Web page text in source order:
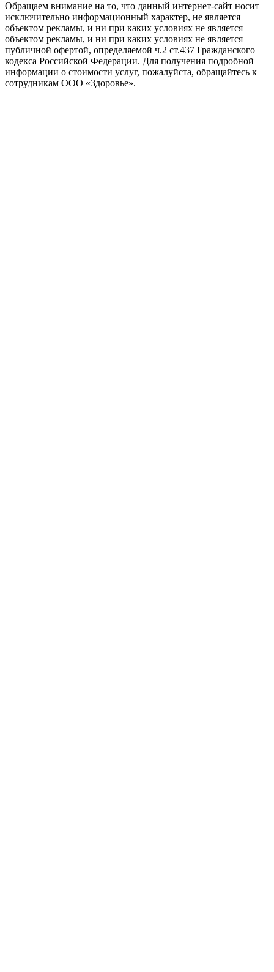
Обращаем внимание на то, что данный интернет-сайт носит
исключительно информационный характер, не является
объектом рекламы, и ни при каких условиях не является
объектом рекламы, и ни при каких условиях не является
публичной офертой, определяемой ч.2 ст.437 Гражданского
кодекса Российской Федерации. Для получения подробной
информации о стоимости услуг, пожалуйста, обращайтесь к
сотрудникам ООО «Здоровье».